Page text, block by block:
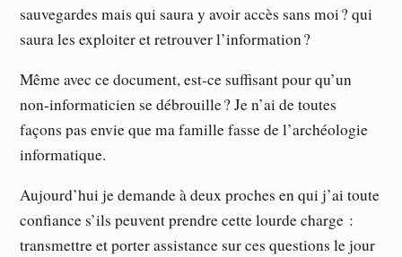
sauvegardes mais qui saura y avoir accès sans moi ? qui
saura les exploiter et retrouver l’information ?
Même avec ce document, est-ce suffisant pour qu’un
non-informaticien se débrouille ? Je n’ai de toutes
façons pas envie que ma famille fasse de l’archéologie
informatique.
Aujourd’hui je demande à deux proches en qui j’ai toute
confiance s’ils peuvent prendre cette lourde charge :
transmettre et porter assistance sur ces questions le jour